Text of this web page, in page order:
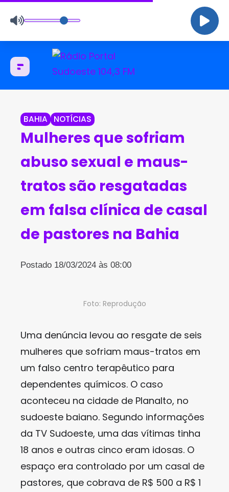
BAHIA NOTÍCIAS
Mulheres que sofriam
abuso sexual e maus-
tratos são resgatadas
em falsa clínica de casal
de pastores na Bahia
Postado 18/03/2024 às 08:00
Foto: Reprodução
Uma denúncia levou ao resgate de seis
mulheres que sofriam maus-tratos em
um falso centro terapêutico para
dependentes químicos. O caso
aconteceu na cidade de Planalto, no
sudoeste baiano. Segundo informações
da TV Sudoeste, uma das vítimas tinha
18 anos e outras cinco eram idosas. O
espaço era controlado por um casal de
pastores, que cobrava de R$ 500 a R$ 1